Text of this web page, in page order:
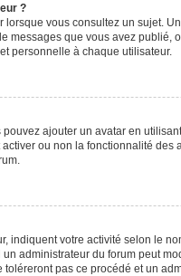
?
vous consultez un sujet.
messages que vous avez
personnelle à chaque utilisateur.
ajouter un avatar en
ou non la fonctionnalité
indiquent votre activité selon le
administrateur du forum peut
pas ce procédé et un